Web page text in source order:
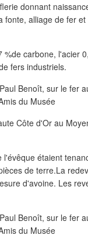
donnant
alliage de fer
carbone, l'acier
fers industriels.
Côte d'Or au
étaient
de terre.La
d'avoine. Les